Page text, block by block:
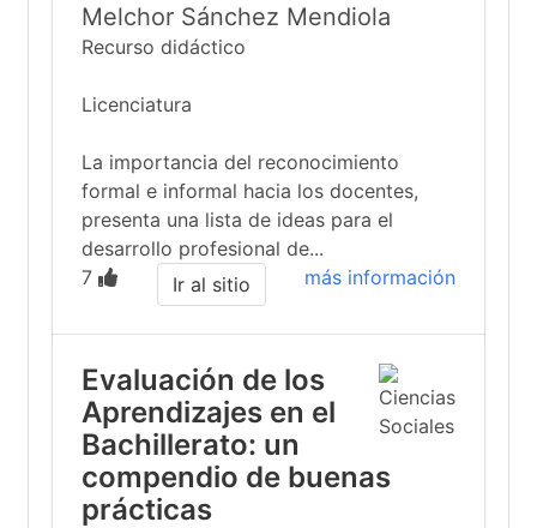
Melchor Sánchez Mendiola
Recurso didáctico
Licenciatura
La importancia del reconocimiento
formal e informal hacia los docentes,
presenta una lista de ideas para el
desarrollo profesional de...
7
más información
Ir al sitio
Evaluación de los
Aprendizajes en el
Bachillerato: un
compendio de buenas
prácticas